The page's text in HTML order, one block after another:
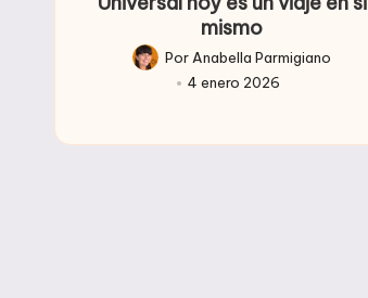
mismo
Publicado
Por Anabella Parmigiano
4 enero 2026